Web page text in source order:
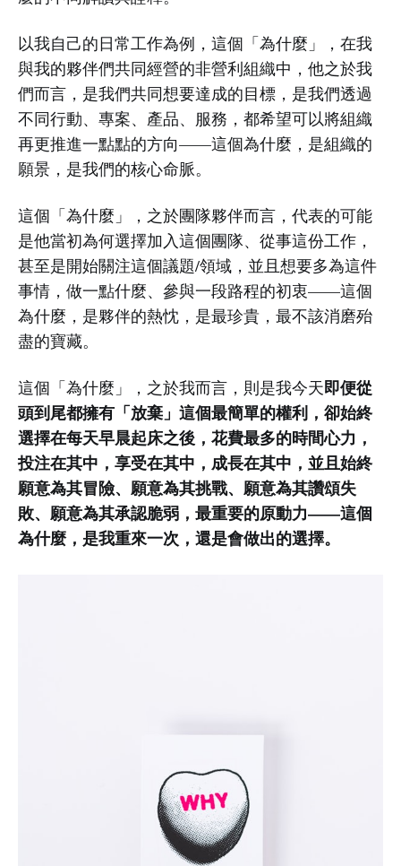
以我自己的日常工作為例，這個「為什麼」，在我
與我的夥伴們共同經營的非營利組織中，他之於我
們而言，是我們共同想要達成的目標，是我們透過
不同行動、專案、產品、服務，都希望可以將組織
再更推進一點點的方向——這個為什麼，是組織的
願景，是我們的核心命脈。
這個「為什麼」，之於團隊夥伴而言，代表的可能
是他當初為何選擇加入這個團隊、從事這份工作，
甚至是開始關注這個議題/領域，並且想要多為這件
事情，做一點什麼、參與一段路程的初衷——這個
為什麼，是夥伴的熱忱，是最珍貴，最不該消磨殆
盡的寶藏。
這個「為什麼」，之於我而言，則是我今天即便從
頭到尾都擁有「放棄」這個最簡單的權利，卻始終
選擇在每天早晨起床之後，花費最多的時間心力，
投注在其中，享受在其中，成長在其中，並且始終
願意為其冒險、願意為其挑戰、願意為其讚頌失
敗、願意為其承認脆弱，最重要的原動力——這個
為什麼，是我重來一次，還是會做出的選擇。